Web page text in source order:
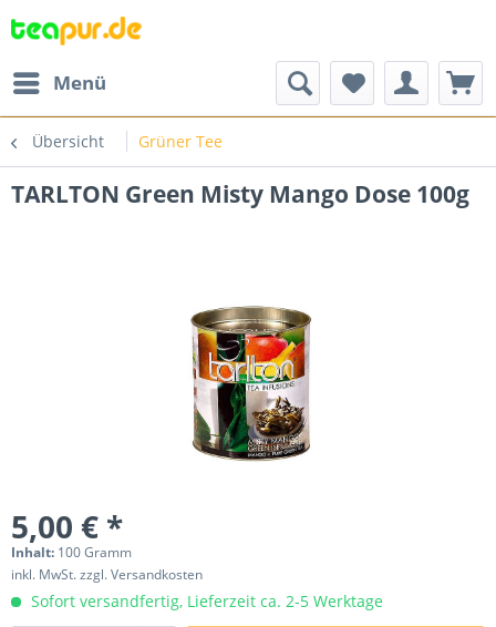
Menü
Übersicht Grüner Tee
TARLTON Green Misty Mango Dose 100g
5,00 € *
Inhalt: 100 Gramm
inkl. MwSt.zzgl. Versandkosten
Sofort versandfertig, Lieferzeit ca. 2-5 Werktage